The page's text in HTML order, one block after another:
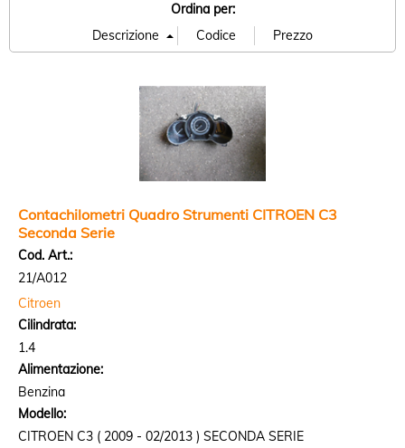
Ordina per:
Contachilometri Quadro Strumenti CITROEN C3
Seconda Serie
Cod. Art.:
21/A012
Citroen
Cilindrata:
1.4
Alimentazione:
Benzina
Modello:
CITROEN C3 ( 2009 - 02/2013 ) SECONDA SERIE